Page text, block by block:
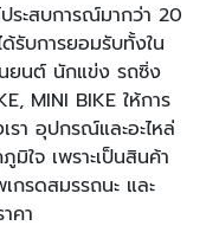
ระสบการณ์มากว่า 20
รับการยอมรับทั้งใน
นยนต์ นักแข่ง รถซิ่ง
MINI BIKE ให้การ
รา อุปกรณ์และอะไหล่
ใจ เพราะเป็นสินค้า
กรดสมรรถนะ และ
คา